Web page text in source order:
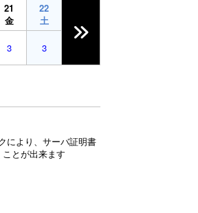
21
金
22
土
3 3
により、サーバ証明書
とが出来ます